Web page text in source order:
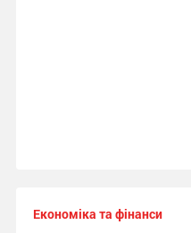
Економіка та фінанси